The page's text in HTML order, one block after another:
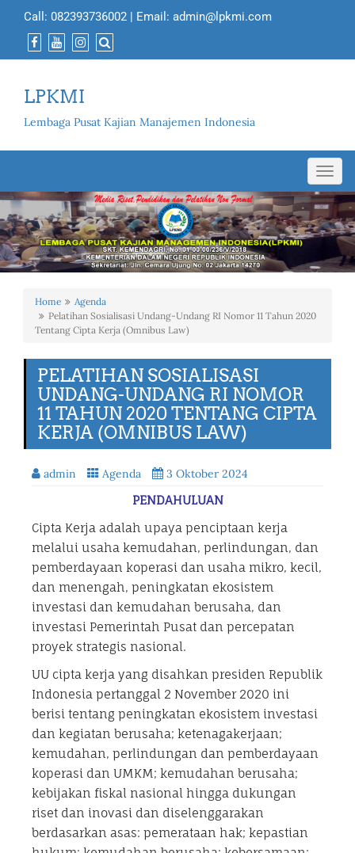
Call: 082393736002 | Email: admin@lpkmi.com
LPKMI
Lembaga Pusat Kajian Manajemen Indonesia
Home
Agenda
Pelatihan Sosialisasi Undang-Undang RI Nomor 11 Tahun 2020
Tentang Cipta Kerja (Omnibus Law)
PELATIHAN SOSIALISASI
UNDANG-UNDANG RI NOMOR
11 TAHUN 2020 TENTANG CIPTA
KERJA (OMNIBUS LAW)
admin Agenda 3 Oktober 2024
PENDAHULUAN
Cipta Kerja adalah upaya penciptaan kerja
melalui usaha kemudahan, perlindungan, dan
pemberdayaan koperasi dan usaha mikro, kecil,
dan menengah, peningkatan ekosistem
investasi dan kemudahan berusaha, dan
investasi Pemerintah Pusat dan percepatan
proyek strategis nasional.
UU cipta kerja yang disahkan presiden Republik
Indonesia pertanggal 2 November 2020 ini
berisi tentang peningkatan ekosistem investasi
dan kegiatan berusaha; ketenagakerjaan;
kemudahan, perlindungan dan pemberdayaan
koperasi dan UMKM; kemudahan berusaha;
kebijakan fiskal nasional hingga dukungan
riset dan inovasi dan diselenggarakan
berdasarkan asas: pemerataan hak; kepastian